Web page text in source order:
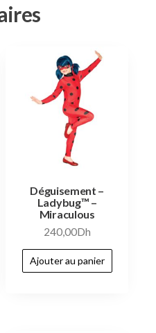
Déguisement –
Ladybug™ –
Miraculous
240,00Dh
Ajouter au panier